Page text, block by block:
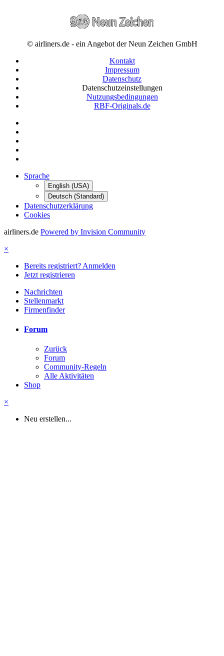
© airliners.de - ein Angebot der Neun Zeichen GmbH
Kontakt
Impressum
Datenschutz
Datenschutzeinstellungen
Nutzungsbedingungen
RBF-Originals.de
Sprache
English (USA)
Deutsch (Standard)
Datenschutzerklärung
Cookies
airliners.de Powered by Invision Community
×
Bereits registriert? Anmelden
Jetzt registrieren
Nachrichten
Stellenmarkt
Firmenfinder
Forum
Zurück
Forum
Community-Regeln
Alle Aktivitäten
Shop
×
Neu erstellen...